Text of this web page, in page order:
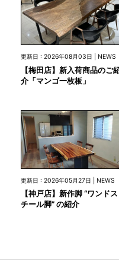
更新日 : 2026年08月03日 | NEWS
【梅田店】新入荷商品のご
介「マンゴ一枚板」
更新日 : 2026年05月27日 | NEWS
【神戸店】新作脚 “ワンドス
チール脚” の紹介